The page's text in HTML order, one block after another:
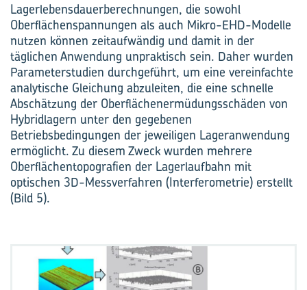
Lagerlebensdauerberechnungen, die sowohl
Oberflächenspannungen als auch Mikro-EHD-Modelle
nutzen können zeitaufwändig und damit in der
täglichen Anwendung unpraktisch sein. Daher wurden
Parameterstudien durchgeführt, um eine vereinfachte
analytische Gleichung abzuleiten, die eine schnelle
Abschätzung der Oberflächenermüdungsschäden von
Hybridlagern unter den gegebenen
Betriebsbedingungen der jeweiligen Lageranwendung
ermöglicht. Zu diesem Zweck wurden mehrere
Oberflächentopografien der Lagerlaufbahn mit
optischen 3D-Messverfahren (Interferometrie) erstellt
(Bild 5).